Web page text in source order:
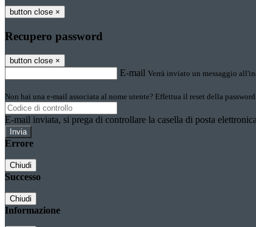
button close ×
Recupero password
button close ×
E-mail Verrà inviato un messaggio
Non hai una e-mail associata al nome utente? Effettua il reset della
E-mail inviata, si prega di controllare la casella di posta
Errore
Chiudi
Successo
Chiudi
Informazione